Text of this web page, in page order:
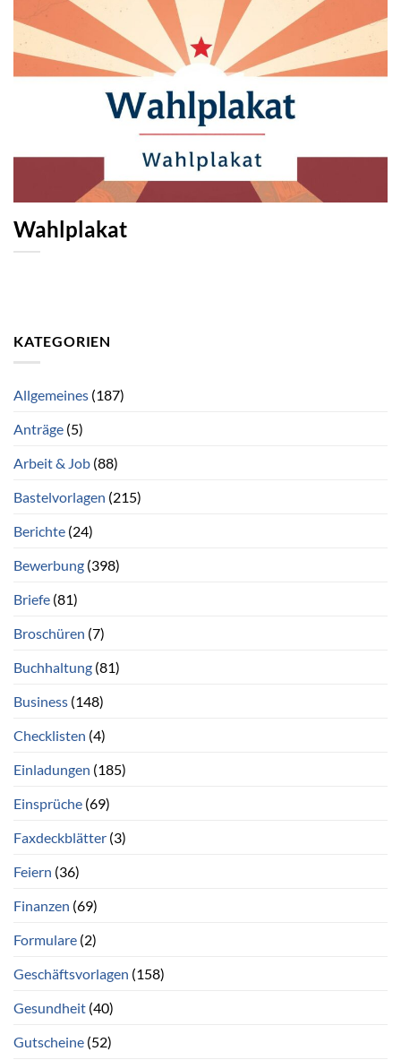
Wahlplakat
KATEGORIEN
Allgemeines (187)
Anträge (5)
Arbeit & Job (88)
Bastelvorlagen (215)
Berichte (24)
Bewerbung (398)
Briefe (81)
Broschüren (7)
Buchhaltung (81)
Business (148)
Checklisten (4)
Einladungen (185)
Einsprüche (69)
Faxdeckblätter (3)
Feiern (36)
Finanzen (69)
Formulare (2)
Geschäftsvorlagen (158)
Gesundheit (40)
Gutscheine (52)